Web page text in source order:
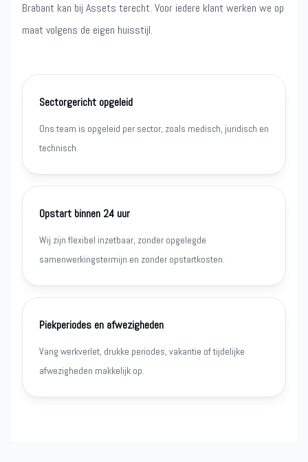
Brabant kan bij Assets terecht. Voor iedere klant werken we op
maat volgens de eigen huisstijl.
Sectorgericht opgeleid
Ons team is opgeleid per sector, zoals medisch, juridisch en
technisch.
Opstart binnen 24 uur
Wij zijn flexibel inzetbaar, zonder opgelegde
samenwerkingstermijn en zonder opstartkosten.
Piekperiodes en afwezigheden
Vang werkverlet, drukke periodes, vakantie of tijdelijke
afwezigheden makkelijk op.